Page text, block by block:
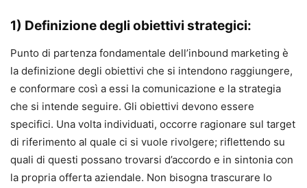
1) Definizione degli obiettivi strategici:
Punto di partenza fondamentale dell’inbound marketing è
la definizione degli obiettivi che si intendono raggiungere,
e conformare così a essi la comunicazione e la strategia
che si intende seguire. Gli obiettivi devono essere
specifici. Una volta individuati, occorre ragionare sul target
di riferimento al quale ci si vuole rivolgere; riflettendo su
quali di questi possano trovarsi d’accordo e in sintonia con
la propria offerta aziendale. Non bisogna trascurare lo